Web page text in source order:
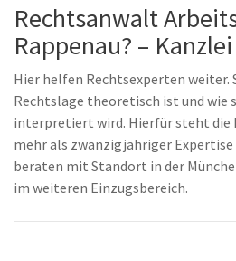
Rechtsanwalt
Rappenau? –
Hier helfen Rechtsexperten weiter.
Rechtslage theoretisch ist und wie
interpretiert wird. Hierfür steht die
mehr als zwanzigjähriger Expertise
beraten mit Standort in der
im weiteren Einzugsbereich.